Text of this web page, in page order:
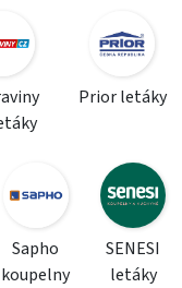
Prior letáky
Sapho
koupelny
SENESI
letáky